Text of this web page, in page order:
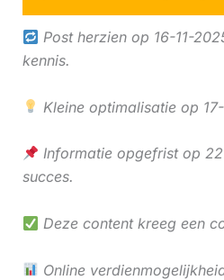
Post herzien op 16-11-
kennis.
Kleine optimalisatie op
Informatie opgefrist op
succes.
Deze content kreeg een
Online